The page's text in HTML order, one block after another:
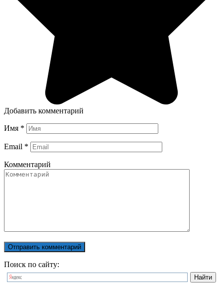
Добавить комментарий
Имя *
Email *
Комментарий
Поиск по сайту: